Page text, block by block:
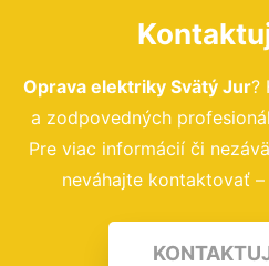
Oprava elektriky Svätý Jur?
a zodpovedných
Pre viac informácií či
neváhajte kontaktovať